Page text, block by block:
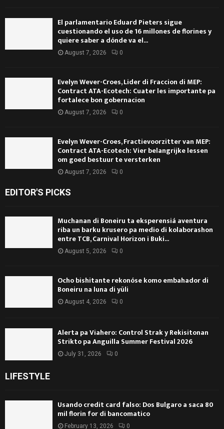
El parlamentario Eduard Pieters sigue
cuestionando el uso de 16 millones de florines y
quiere saber a dónde va el...
August 7, 2026 0
Evelyn Wever-Croes, Lider di Fraccion di MEP:
Contract ATA-Ecotech: Cuater les importante pa
fortalece bon gobernacion
August 7, 2026 0
Evelyn Wever-Croes, Fractievoorzitter van MEP:
Contract ATA-Ecotech: Vier belangrijke lessen
om goed bestuur te versterken
August 7, 2026 0
EDITOR'S PICKS
Muchanan di Boneiru ta eksperensiá aventura
riba un barku krusero pa medio di kolaborashon
entre TCB, Carnival Horizon i Buki...
August 5, 2026 0
Ocho bishitante rekonóse komo embahador di
Boneiru na luna di yüli
August 4, 2026 0
Alerta pa Viahero: Control Strak y Rekisitonan
Strikto pa Anguilla Summer Festival 2026
July 31, 2026 0
LIFESTYLE
Usando credit card falso: Dos Bulgaro a saca 80
mil florin for di bancomatico
February 13, 2026 0